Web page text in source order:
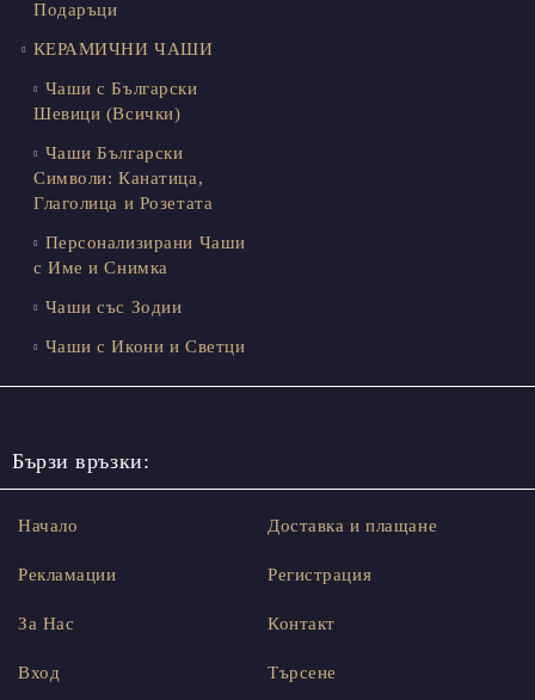
Подаръци
КЕРАМИЧНИ ЧАШИ
Чаши с Български
Шевици (Всички)
Чаши Български
Символи: Канатица,
Глаголица и Розетата
Персонализирани Чаши
с Име и Снимка
Чаши със Зодии
Чаши с Икони и Светци
Бързи връзки:
Начало
Рекламации
За Нас
Вход
Доставка и плащане
Регистрация
Контакт
Търсене